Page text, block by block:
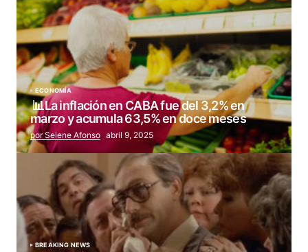
ECONOMÍA
📊La inflación en CABA fue del 3,2% en
marzo y acumula 63,5% en doce meses
por Selene Afonso abril 9, 2025
BREAKING NEWS